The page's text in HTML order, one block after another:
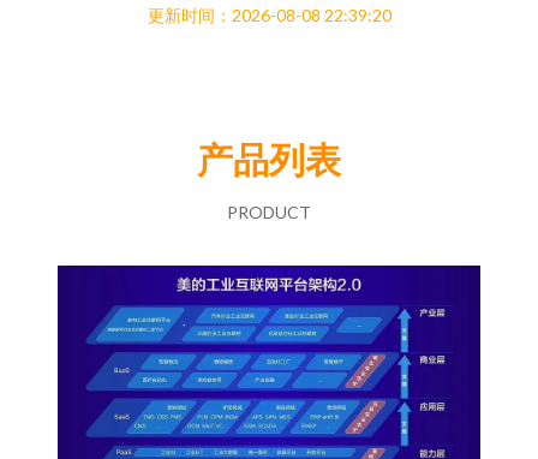
更新时间：2026-08-08 22:39:20
产品列表
PRODUCT